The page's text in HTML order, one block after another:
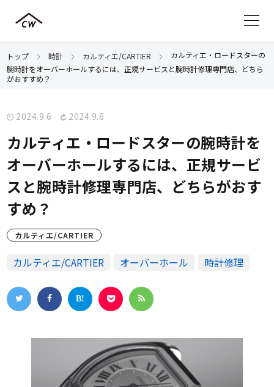
トップ 時計 カルティエ/CARTIER
カルティエ・ロードスターの
腕時計をオーバーホールするには、正規サービスと腕時計修理専門店、どちら
がおすすめ？
2024.9.6 2024.9.6
カルティエ・ロードスターの腕時計を
オーバーホールするには、正規サービ
スと腕時計修理専門店、どちらがおす
すめ？
カルティエ/CARTIER
カルティエ/CARTIER オーバーホール 時計修理